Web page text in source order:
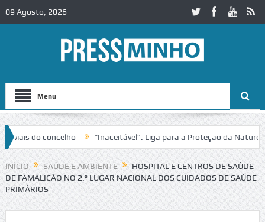
09 Agosto, 2026
Menu
do concelho “Inaceitável”. Liga para a Proteção da Natureza
INÍCIO SAÚDE E AMBIENTE
HOSPITAL E CENTROS DE SAÚDE
DE FAMALICÃO NO 2.º LUGAR NACIONAL DOS CUIDADOS DE SAÚDE
PRIMÁRIOS